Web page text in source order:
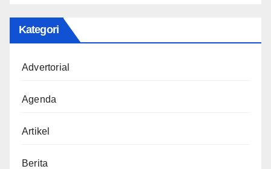
Kategori
Advertorial
Agenda
Artikel
Berita